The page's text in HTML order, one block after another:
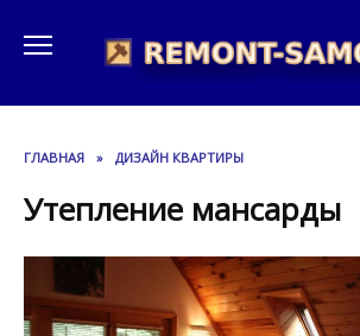
содержанию
ГЛАВНАЯ » ДИЗАЙН КВАРТИРЫ
Утепление мансарды